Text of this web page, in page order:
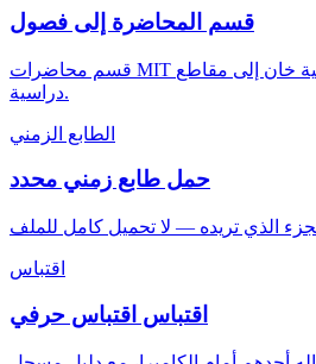
قسم المحاضرة إلى فصول
قسم محاضرات MIT أو ستانفورد أو أكاديمية خان إلى مقاطع
دراسية.
الطابع الزمني
حمل طابع زمني محدد
اقتباس
اقتباس اقتباس حرفي